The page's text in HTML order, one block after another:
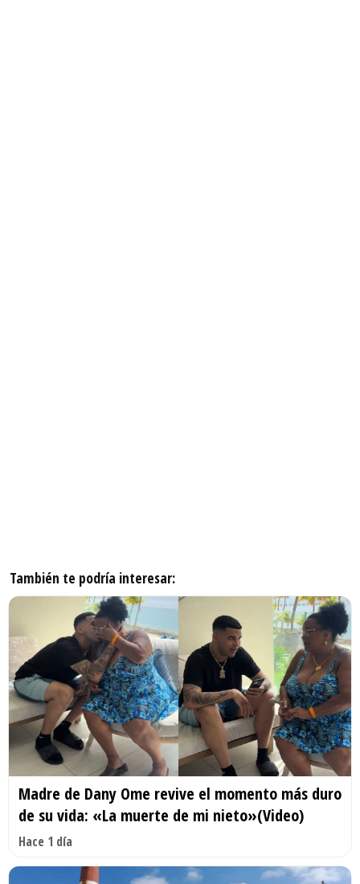
También te podría interesar:
Madre de Dany Ome revive el momento más duro
de su vida: «La muerte de mi nieto»(Video)
Hace 1 día